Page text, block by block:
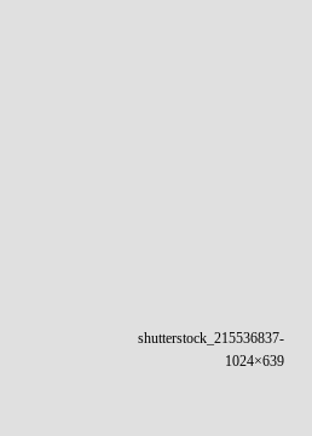
shutterstock_215536837-
1024×639